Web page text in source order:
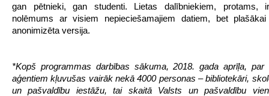
gan pētnieki, gan studenti. Lietas dalībniekiem, protams,
nolēmums ar visiem nepieciešamajiem datiem, bet
anonimizēta versija.
*Kopš programmas darbības sākuma, 2018. gada aprīļa, par
aģentiem kļuvušas vairāk nekā 4000 personas – bibliotekāri,
un pašvaldību iestāžu, tai skaitā Valsts un pašvaldību